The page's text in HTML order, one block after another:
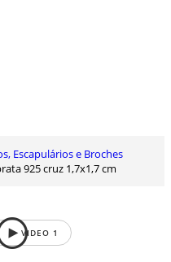
Escapulários e Broches
925 cruz 1,7x1,7 cm
VIDEO 1